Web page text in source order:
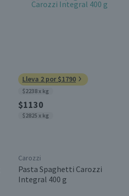
Lleva 2 por $1790
$2238 x kg
$1130
$2825 x kg
Carozzi
Pasta Spaghetti Carozzi
Integral 400 g